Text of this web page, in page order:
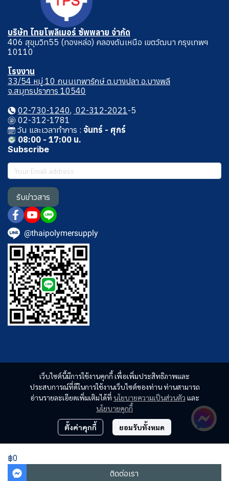
฿0
ติดต่อเรา
เว็บไซต์นี้มีการใช้งานคุกกี้ เพื่อเพิ่มประสิทธิภาพและ
ประสบการณ์ที่ดีในการใช้งานเว็บไซต์ของท่าน ท่านสามารถ
อ่านรายละเอียดเพิ่มเติมได้ที่ นโยบายความเป็นส่วนตัว และ
นโยบายคุกกี้
ตั้งค่าคุกกี้ ยอมรับทั้งหมด
บริษัท ไทยโพลิเมอร์ ซัพพลาย จำกัด
406 สุขุมวิท55 (ทองหล่อ) คลองตันเหนือ เขตวัฒนา กรุงเทพฯ
10110
โรงงาน
33/54 หมู่ 10 ถนนเทพารักษ์ ต.บางปลา อ.บางพลี
จ.สมุทรปราการ 10540
02-730-1240, 02-312-2021-5
02-312-1781
วัน และเวลาทําการ :จันทร์ - ศุกร์
08:00 - 17:00 น.
Subscribe
รับข่าวสาร
@thaipolymersupply